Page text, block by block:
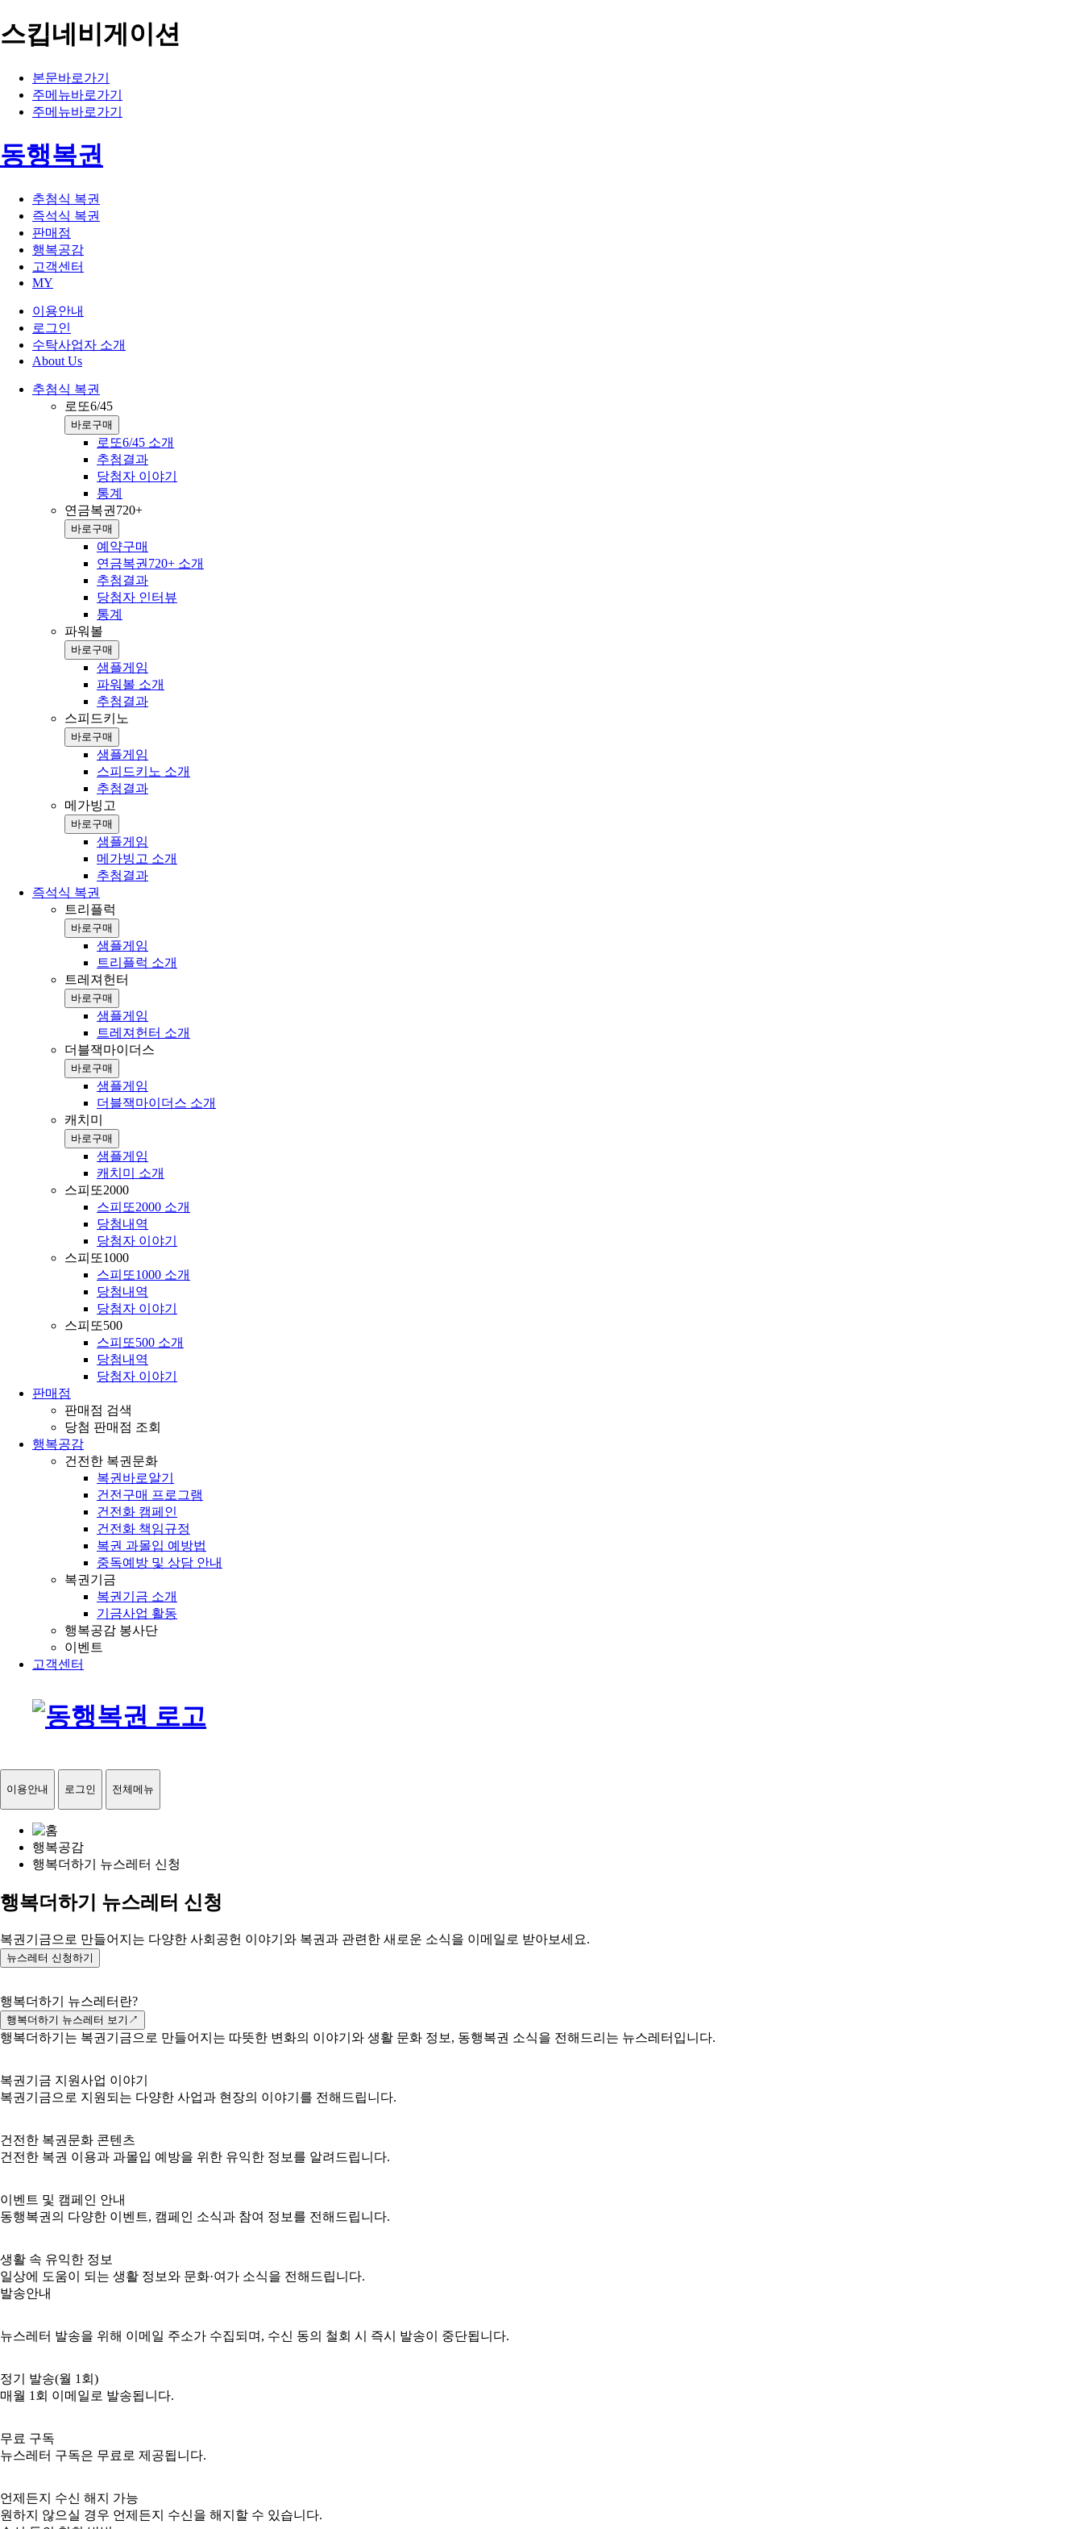
스킵네비게이션
본문바로가기
주메뉴바로가기
주메뉴바로가기
동행복권
추첨식 복권
즉석식 복권
판매점
행복공감
고객센터
MY
이용안내
로그인
수탁사업자 소개
About Us
추첨식 복권
로또6/45
바로구매
로또6/45 소개
추첨결과
당첨자 이야기
통계
연금복권720+
바로구매
예약구매
연금복권720+ 소개
추첨결과
당첨자 인터뷰
통계
파워볼
바로구매
샘플게임
파워볼 소개
추첨결과
스피드키노
바로구매
샘플게임
스피드키노 소개
추첨결과
메가빙고
바로구매
샘플게임
메가빙고 소개
추첨결과
즉석식 복권
트리플럭
바로구매
샘플게임
트리플럭 소개
트레져헌터
바로구매
샘플게임
트레져헌터 소개
더블잭마이더스
바로구매
샘플게임
더블잭마이더스 소개
캐치미
바로구매
샘플게임
캐치미 소개
스피또2000
스피또2000 소개
당첨내역
당첨자 이야기
스피또1000
스피또1000 소개
당첨내역
당첨자 이야기
스피또500
스피또500 소개
당첨내역
당첨자 이야기
판매점
판매점 검색
당첨 판매점 조회
행복공감
건전한 복권문화
복권바로알기
건전구매 프로그램
건전화 캠페인
건전화 책임규정
복권 과몰입 예방법
중독예방 및 상담 안내
복권기금
복권기금 소개
기금사업 활동
행복공감 봉사단
이벤트
고객센터
이용안내 로그인 전체메뉴
행복공감
행복더하기 뉴스레터 신청
행복더하기 뉴스레터 신청
복권기금으로 만들어지는 다양한 사회공헌 이야기와 복권과 관련한 새로운 소식을 이메일로 받아보세요.
뉴스레터 신청하기
행복더하기 뉴스레터란?
행복더하기 뉴스레터 보기↗
행복더하기는 복권기금으로 만들어지는 따뜻한 변화의 이야기와 생활 문화 정보, 동행복권 소식을 전해드리는 뉴스레터입니다.
복권기금 지원사업 이야기
복권기금으로 지원되는 다양한 사업과 현장의 이야기를 전해드립니다.
건전한 복권문화 콘텐츠
건전한 복권 이용과 과몰입 예방을 위한 유익한 정보를 알려드립니다.
이벤트 및 캠페인 안내
동행복권의 다양한 이벤트, 캠페인 소식과 참여 정보를 전해드립니다.
생활 속 유익한 정보
일상에 도움이 되는 생활 정보와 문화·여가 소식을 전해드립니다.
발송안내
뉴스레터 발송을 위해 이메일 주소가 수집되며, 수신 동의 철회 시 즉시 발송이 중단됩니다.
정기 발송(월 1회)
매월 1회 이메일로 발송됩니다.
무료 구독
뉴스레터 구독은 무료로 제공됩니다.
언제든지 수신 해지 가능
원하지 않으실 경우 언제든지 수신을 해지할 수 있습니다.